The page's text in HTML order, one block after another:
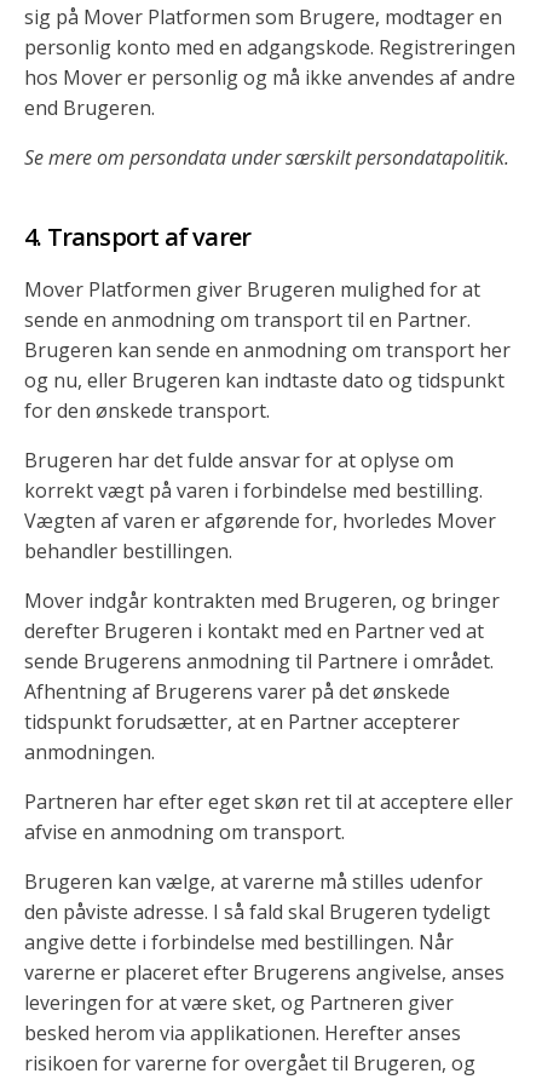
sig på Mover Platformen som Brugere, modtager en
personlig konto med en adgangskode. Registreringen
hos Mover er personlig og må ikke anvendes af andre
end Brugeren.
Se mere om persondata under særskilt persondatapolitik.
Transport af varer
Mover Platformen giver Brugeren mulighed for at
sende en anmodning om transport til en Partner.
Brugeren kan sende en anmodning om transport her
og nu, eller Brugeren kan indtaste dato og tidspunkt
for den ønskede transport.
Brugeren har det fulde ansvar for at oplyse om
korrekt vægt på varen i forbindelse med bestilling.
Vægten af varen er afgørende for, hvorledes Mover
behandler bestillingen.
Mover indgår kontrakten med Brugeren, og bringer
derefter Brugeren i kontakt med en Partner ved at
sende Brugerens anmodning til Partnere i området.
Afhentning af Brugerens varer på det ønskede
tidspunkt forudsætter, at en Partner accepterer
anmodningen.
Partneren har efter eget skøn ret til at acceptere eller
afvise en anmodning om transport.
Brugeren kan vælge, at varerne må stilles udenfor
den påviste adresse. I så fald skal Brugeren tydeligt
angive dette i forbindelse med bestillingen. Når
varerne er placeret efter Brugerens angivelse, anses
leveringen for at være sket, og Partneren giver
besked herom via applikationen. Herefter anses
risikoen for varerne for overgået til Brugeren, og